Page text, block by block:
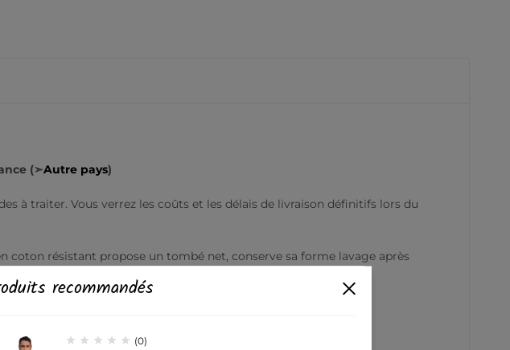
(➣Autre pays)
à traiter. Vous verrez les coûts et les délais de livraison définitifs lors du
coton résistant propose un tombé net, conserve sa forme lavage après
au style intemporel et élégant.
recommandés
(0)